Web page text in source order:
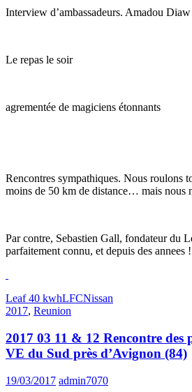
Interview d’ambassadeurs. Amadou
Le repas le soir
agrementée de magiciens étonnants
Rencontres sympathiques. Nous roulons
moins de 50 km de distance… mais nous
Par contre, Sebastien Gall, fondateur du
parfaitement connu, et depuis des annees !
Leaf 40 kwhLFCNissan
2017, Reunion
2017 03 11 & 12 Rencontre des
VE du Sud près d’Avignon (84)
19/03/2017 admin7070